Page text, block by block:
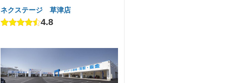
ネクステージ 草津店
4.8